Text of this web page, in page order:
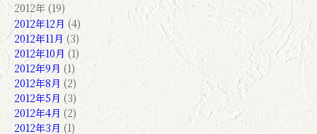
2012年 (19)
2012年12月 (4)
2012年11月 (3)
2012年10月 (1)
2012年9月 (1)
2012年8月 (2)
2012年5月 (3)
2012年4月 (2)
2012年3月 (1)